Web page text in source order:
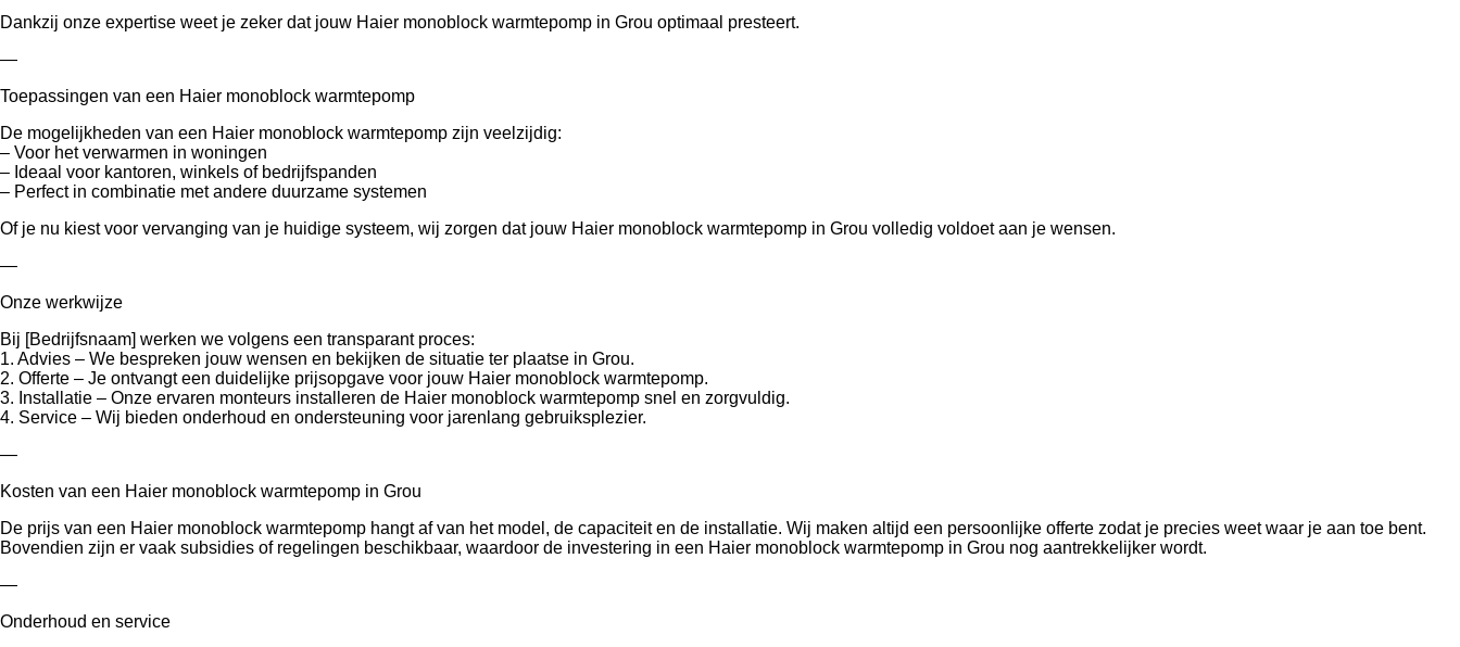
Dankzij onze expertise weet je zeker dat jouw Haier monoblock warmtepomp in Grou optimaal presteert.
—
Toepassingen van een Haier monoblock warmtepomp
De mogelijkheden van een Haier monoblock warmtepomp zijn veelzijdig:
– Voor het verwarmen in woningen
– Ideaal voor kantoren, winkels of bedrijfspanden
– Perfect in combinatie met andere duurzame systemen
Of je nu kiest voor vervanging van je huidige systeem, wij zorgen dat jouw Haier monoblock warmtepomp in Grou volledig voldoet aan je wensen.
—
Onze werkwijze
Bij [Bedrijfsnaam] werken we volgens een transparant proces:
1. Advies – We bespreken jouw wensen en bekijken de situatie ter plaatse in Grou.
2. Offerte – Je ontvangt een duidelijke prijsopgave voor jouw Haier monoblock warmtepomp.
3. Installatie – Onze ervaren monteurs installeren de Haier monoblock warmtepomp snel en zorgvuldig.
4. Service – Wij bieden onderhoud en ondersteuning voor jarenlang gebruiksplezier.
—
Kosten van een Haier monoblock warmtepomp in Grou
De prijs van een Haier monoblock warmtepomp hangt af van het model, de capaciteit en de installatie. Wij maken altijd een persoonlijke offerte zodat je precies weet waar je aan toe bent.
Bovendien zijn er vaak subsidies of regelingen beschikbaar, waardoor de investering in een Haier monoblock warmtepomp in Grou nog aantrekkelijker wordt.
—
Onderhoud en service